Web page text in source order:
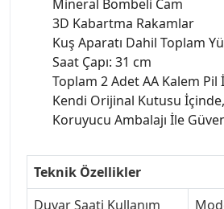
Mineral Bombeli Cam
3D Kabartma Rakamlar
Kuş Aparatı Dahil Toplam
Saat Çapı: 31 cm
Toplam 2 Adet AA Kalem Pil
Kendi Orijinal Kutusu
Koruyucu Ambalajı İle
Teknik Özellikler
Duvar Saati Kullanım